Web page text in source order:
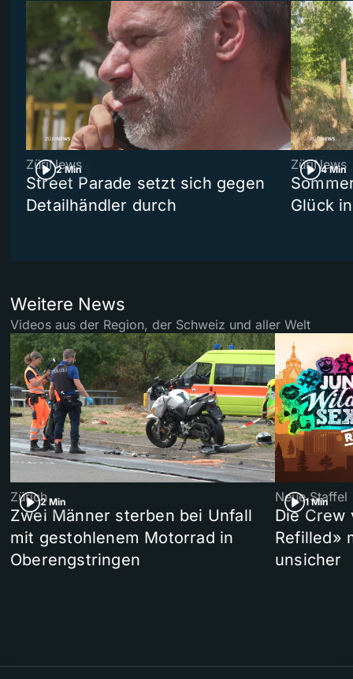
2 Min
ZüriNews
Street Parade setzt sich gegen
Detailhändler durch
4 Min
ZüriNews
Glück
Weitere News
Videos aus der Region, der Schweiz und aller Welt
2 Min
Zürich
Zwei Männer sterben bei Unfall
mit gestohlenem Motorrad in
Oberengstringen
1 Min
Neue Staffel
Die Crew
Refilled»
unsicher